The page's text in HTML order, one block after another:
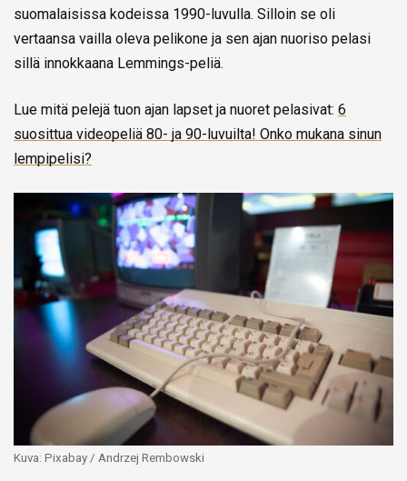
suomalaisissa kodeissa 1990-luvulla. Silloin se oli
vertaansa vailla oleva pelikone ja sen ajan nuoriso pelasi
sillä innokkaana Lemmings-peliä.
Lue mitä pelejä tuon ajan lapset ja nuoret pelasivat: 6
suosittua videopeliä 80- ja 90-luvuilta! Onko mukana sinun
lempipelisi?
Kuva: Pixabay / Andrzej Rembowski